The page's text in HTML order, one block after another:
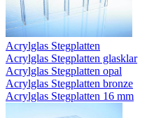
Acrylglas Stegplatten
Acrylglas Stegplatten glasklar
Acrylglas Stegplatten opal
Acrylglas Stegplatten bronze
Acrylglas Stegplatten 16 mm